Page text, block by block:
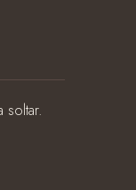
soltar.